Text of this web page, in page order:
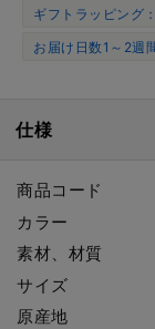
ギフトラッピング
お届け日数1～2週
仕様
商品コード
カラー
素材、材質
サイズ
原産地